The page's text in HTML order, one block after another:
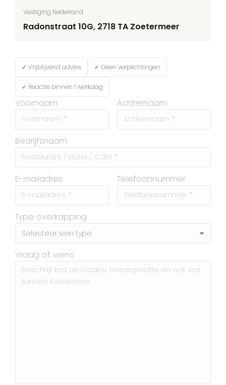
Vestiging Nederland
Radonstraat 10G, 2718 TA Zoetermeer
✓ Vrijblijvend advies ✓ Geen verplichtingen
✓ Reactie binnen 1 werkdag
Voornaam Achternaam
Bedrijfsnaam
E-mailadres Telefoonnummer
Type overkapping
Vraag of wens